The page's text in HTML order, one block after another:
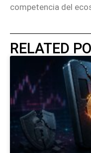
competencia del
RELATED